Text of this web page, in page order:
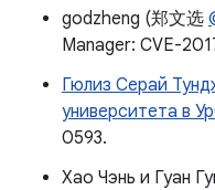
godzheng (郑文选
Manager: CVE-
Гюлиз Серай
университета в
0593.
Хао Чэнь и Гуан